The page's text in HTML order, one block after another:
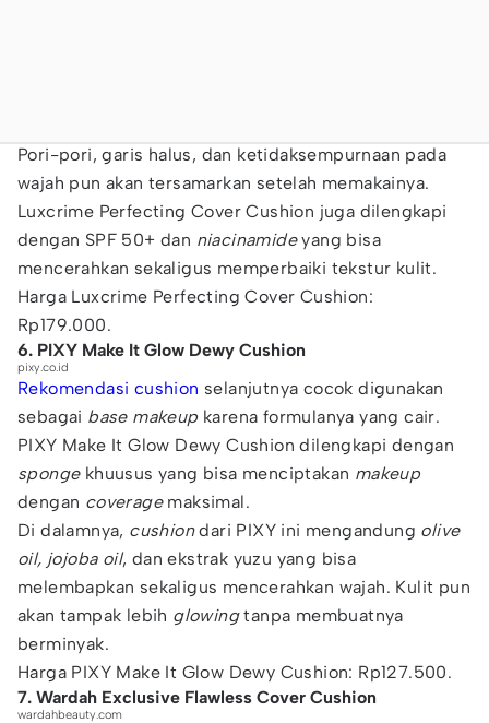
Pori-pori, garis halus, dan ketidaksempurnaan pada
wajah pun akan tersamarkan setelah memakainya.
Luxcrime Perfecting Cover Cushion juga dilengkapi
dengan SPF 50+ dan niacinamideyang bisa
mencerahkan sekaligus memperbaiki tekstur kulit.
Harga Luxcrime Perfecting Cover Cushion:
Rp179.000.
6. PIXY Make It Glow Dewy Cushion
pixy.co.id
Rekomendasi cushion selanjutnya cocok digunakan
sebagai base makeup karena formulanya yang cair.
PIXY Make It Glow Dewy Cushion dilengkapi dengan
spongekhuusus yang bisa menciptakan makeup
dengan coveragemaksimal.
Di dalamnya, cushiondari PIXY ini mengandung olive
oil, jojoba oil, dan ekstrak yuzu yang bisa
melembapkan sekaligus mencerahkan wajah. Kulit pun
akan tampak lebih glowingtanpa membuatnya
berminyak.
Harga PIXY Make It Glow Dewy Cushion: Rp127.500.
7. Wardah Exclusive Flawless Cover Cushion
wardahbeauty.com